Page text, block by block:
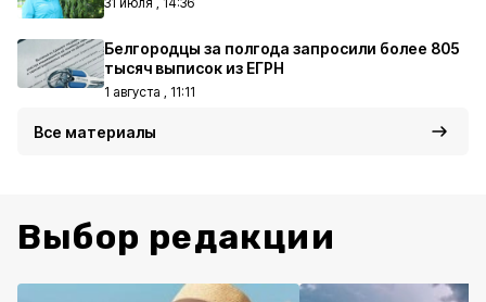
Белгородцы за полгода запросили более 805
тысяч выписок из ЕГРН
1 августа , 11:11
Все материалы
Выбор редакции